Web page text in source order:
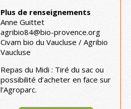
Plus de renseignements
Anne Guittet
agribio84@bio-provence.org
Civam bio du Vaucluse / Agribio
Vaucluse
Repas du Midi : Tiré du sac ou
possibilité d’acheter en face sur
l’Agroparc.